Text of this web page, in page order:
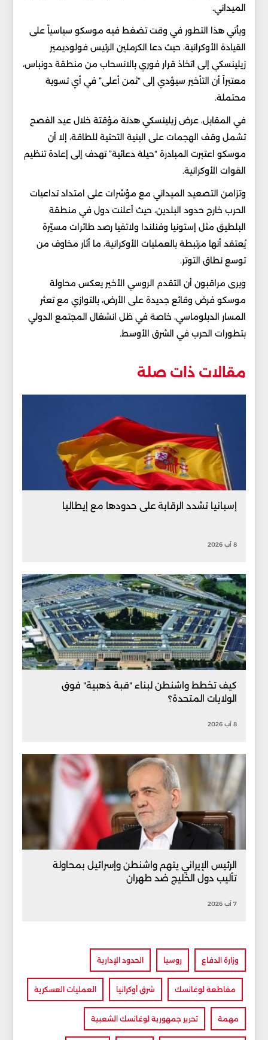
الميداني.
ويأتي هذا التطور في وقت تضغط فيه موسكو سياسياً على
القيادة الأوكرانية، حيث دعا الكرملين الرئيس فولوديمير
زيلينسكي إلى اتخاذ قرار فوري بالانسحاب من منطقة دونباس،
معتبراً أن التأخير سيؤدي إلى “ثمن أعلى” في أي تسوية
محتملة.
في المقابل، عرض زيلينسكي هدنة مؤقتة خلال عيد الفصح
تشمل وقف الهجمات على البنية التحتية للطاقة، إلا أن
موسكو اعتبرت المبادرة “حيلة دعائية” تهدف إلى إعادة تنظيم
القوات الأوكرانية.
وتزامن التصعيد الميداني مع مؤشرات على امتداد تداعيات
الحرب خارج حدود البلدين، حيث أعلنت دول في منطقة
البلطيق مثل إستونيا وفنلندا ولاتفيا رصد طائرات مسيّرة
يُعتقد أنها مرتبطة بالعمليات الأوكرانية، ما أثار مخاوف من
توسع نطاق التوتر.
ويرى مراقبون أن التقدم الروسي الأخير يعكس محاولة
موسكو فرض وقائع جديدة على الأرض، بالتوازي مع تعثر
المسار الدبلوماسي، خاصة في ظل انشغال المجتمع الدولي
بتطورات الحرب في الشرق الأوسط.
مقالات ذات صلة
إسبانيا تشدد الرقابة على حدودها مع إيطاليا
8 آب 2026
كيف تخطط واشنطن لبناء "قبة ذهبية" فوق
الولايات المتحدة؟
8 آب 2026
الرئيس الإيراني يتهم واشنطن وإسرائيل بمحاولة
تأليب دول الخليج ضد طهران
7 آب 2026
وزارة الدفاع روسيا الحدود الإدارية
مقاطعة لوغانسك شرق أوكرانيا العمليات العسكرية
مهمة تحرير جمهورية لوغانسك الشعبية